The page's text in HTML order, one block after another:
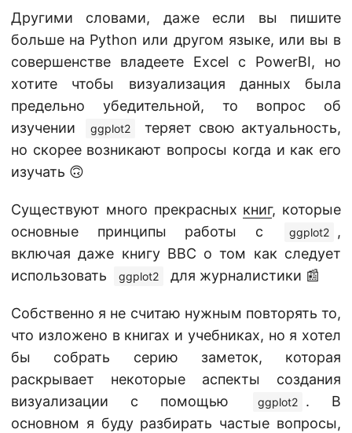
Другими словами, даже если вы пишите
больше на Python или другом языке, или вы в
совершенстве владеете Excel c PowerBI, но
хотите чтобы визуализация данных была
предельно убедительной, то вопрос об
изучении
ggplot2
теряет свою актуальность,
но скорее возникают вопросы когда и как его
изучать 🙃
Существуют много прекрасных книг, которые
основные принципы работы с
ggplot2
,
включая даже книгу BBC о том как следует
использовать
ggplot2 для журналистики 📰
Собственно я не считаю нужным повторять то,
что изложено в книгах и учебниках, но я хотел
бы собрать серию заметок, которая
раскрывает некоторые аспекты создания
визуализации с помощью
ggplot2
. В
основном я буду разбирать частые вопросы,